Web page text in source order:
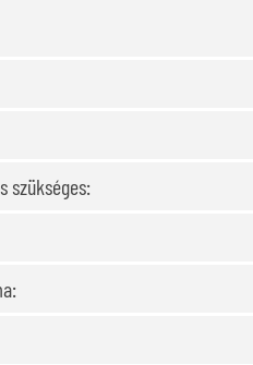
szükséges: